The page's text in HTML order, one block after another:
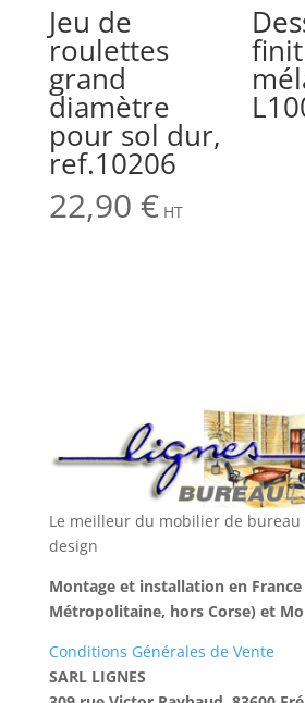
Jeu de
roulettes
grand
diamètre
pour sol dur,
ref.10206
22,90 € HT
Le meilleur du mobilier de
design
Montage et installation en France
Métropolitaine, hors Corse) et
Conditions Générales de Vente
SARL LIGNES